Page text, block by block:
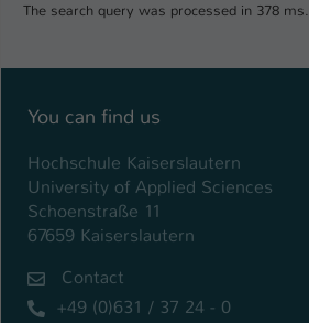
The search query was processed in 378 ms.
You can find us
Hochschule Kaiserslautern
University of Applied Sciences
Schoenstraße 11
67659 Kaiserslautern
Contact
+49 (0)631 / 37 24 - 0